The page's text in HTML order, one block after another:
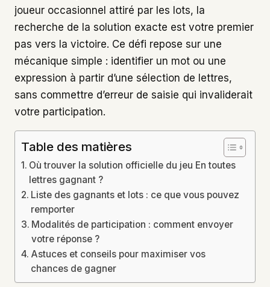
joueur occasionnel attiré par les lots, la
recherche de la solution exacte est votre premier
pas vers la victoire. Ce défi repose sur une
mécanique simple : identifier un mot ou une
expression à partir d’une sélection de lettres,
sans commettre d’erreur de saisie qui invaliderait
votre participation.
Table des matières
Où trouver la solution officielle du jeu En toutes
lettres gagnant ?
Liste des gagnants et lots : ce que vous pouvez
remporter
Modalités de participation : comment envoyer
votre réponse ?
Astuces et conseils pour maximiser vos
chances de gagner